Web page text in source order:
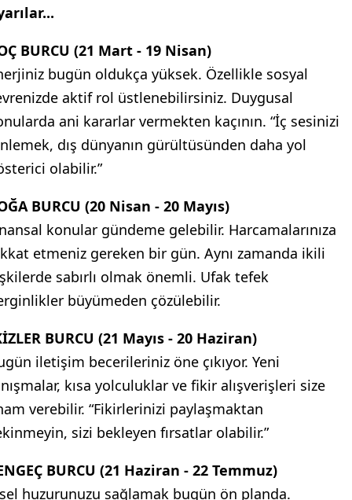
BURCU (21 Mart - 19 Nisan)
bugün oldukça yüksek. Özellikle sosyal
aktif rol üstlenebilirsiniz. Duygusal
ani kararlar vermekten kaçının. “İç sesinizi
dış dünyanın gürültüsünden daha yol
olabilir.”
BURCU (20 Nisan - 20 Mayıs)
konular gündeme gelebilir. Harcamalarınıza
etmeniz gereken bir gün. Aynı zamanda ikili
sabırlı olmak önemli. Ufak tefek
büyümeden çözülebilir.
BURCU (21 Mayıs - 20 Haziran)
iletişim becerileriniz öne çıkıyor. Yeni
kısa yolculuklar ve fikir alışverişleri size
verebilir. “Fikirlerinizi paylaşmaktan
sizi bekleyen fırsatlar olabilir.”
BURCU (21 Haziran - 22 Temmuz)
huzurunuzu sağlamak bugün ön planda.